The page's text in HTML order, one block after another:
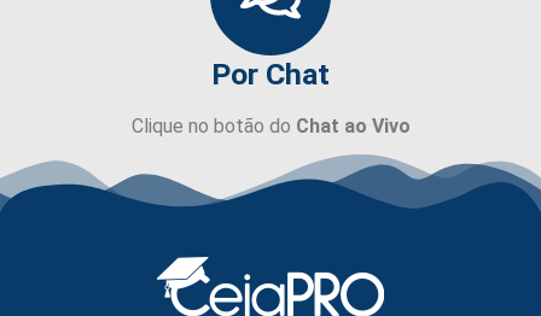
Por Chat
Clique no botão do Chat ao Vivo